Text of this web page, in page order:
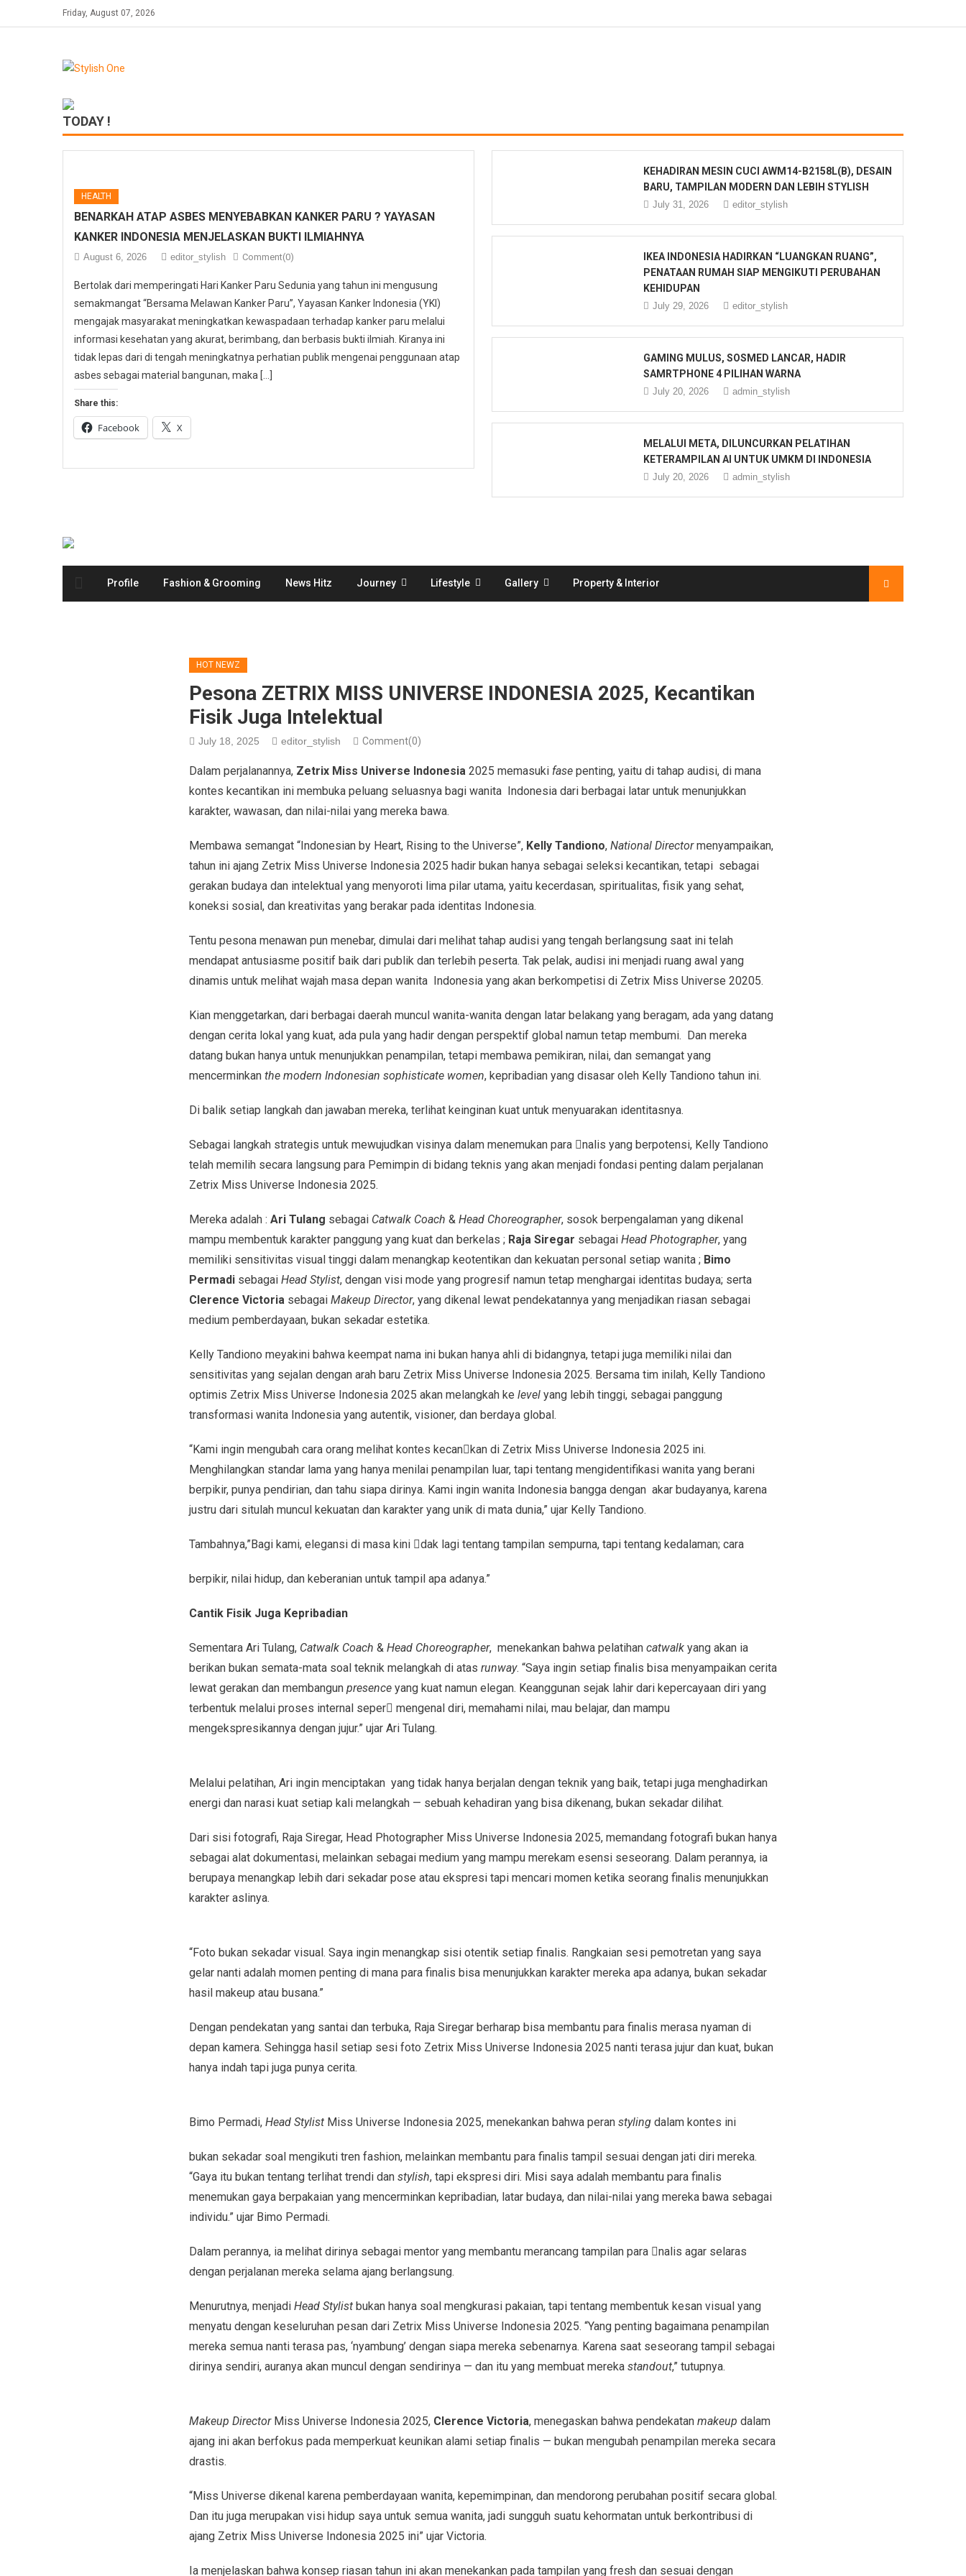
to
Friday, August 07, 2026
TODAY !
HEALTH
BENARKAH ATAP ASBES MENYEBABKAN KANKER PARU ? YAYASAN
KANKER INDONESIA MENJELASKAN BUKTI ILMIAHNYA
August 6, 2026 editor_stylish Comment(0)
Bertolak dari memperingati Hari Kanker Paru Sedunia yang tahun ini mengusung
semakmangat “Bersama Melawan Kanker Paru”, Yayasan Kanker Indonesia (YKI)
mengajak masyarakat meningkatkan kewaspadaan terhadap kanker paru melalui
informasi kesehatan yang akurat, berimbang, dan berbasis bukti ilmiah. Kiranya ini
tidak lepas dari di tengah meningkatnya perhatian publik mengenai penggunaan atap
asbes sebagai material bangunan, maka […]
Share this:
Facebook X
KEHADIRAN MESIN CUCI AWM14-B2158L(B), DESAIN
BARU, TAMPILAN MODERN DAN LEBIH STYLISH
July 31, 2026 editor_stylish
IKEA INDONESIA HADIRKAN “LUANGKAN RUANG”,
PENATAAN RUMAH SIAP MENGIKUTI PERUBAHAN
KEHIDUPAN
July 29, 2026 editor_stylish
GAMING MULUS, SOSMED LANCAR, HADIR
SAMRTPHONE 4 PILIHAN WARNA
July 20, 2026 admin_stylish
MELALUI META, DILUNCURKAN PELATIHAN
KETERAMPILAN AI UNTUK UMKM DI INDONESIA
July 20, 2026 admin_stylish
Profile Fashion & Grooming News Hitz Journey Lifestyle Gallery Property & Interior
HOT NEWZ
Pesona ZETRIX MISS UNIVERSE INDONESIA 2025, Kecantikan
Fisik Juga Intelektual
July 18, 2025 editor_stylish Comment(0)
Dalam perjalanannya, Zetrix Miss Universe Indonesia 2025 memasuki fase penting, yaitu di tahap audisi, di mana
kontes kecantikan ini membuka peluang seluasnya bagi wanita Indonesia dari berbagai latar untuk menunjukkan
karakter, wawasan, dan nilai-nilai yang mereka bawa.
Membawa semangat “Indonesian by Heart, Rising to the Universe”, Kelly Tandiono, National Directormenyampaikan,
tahun ini ajang Zetrix Miss Universe Indonesia 2025 hadir bukan hanya sebagai seleksi kecantikan, tetapi sebagai
gerakan budaya dan intelektual yang menyoroti lima pilar utama, yaitu kecerdasan, spiritualitas, fisik yang sehat,
koneksi sosial, dan kreativitas yang berakar pada identitas Indonesia.
Tentu pesona menawan pun menebar, dimulai dari melihat tahap audisi yang tengah berlangsung saat ini telah
mendapat antusiasme positif baik dari publik dan terlebih peserta. Tak pelak, audisi ini menjadi ruang awal yang
dinamis untuk melihat wajah masa depan wanita Indonesia yang akan berkompetisi di Zetrix Miss Universe 20205.
Kian menggetarkan, dari berbagai daerah muncul wanita-wanita dengan latar belakang yang beragam, ada yang datang
dengan cerita lokal yang kuat, ada pula yang hadir dengan perspektif global namun tetap membumi. Dan mereka
datang bukan hanya untuk menunjukkan penampilan, tetapi membawa pemikiran, nilai, dan semangat yang
mencerminkan the modern Indonesian sophisticate women, kepribadian yang disasar oleh Kelly Tandiono tahun ini.
Di balik setiap langkah dan jawaban mereka, terlihat keinginan kuat untuk menyuarakan identitasnya.
Sebagai langkah strategis untuk mewujudkan visinya dalam menemukan para nalis yang berpotensi, Kelly Tandiono
telah memilih secara langsung para Pemimpin di bidang teknis yang akan menjadi fondasi penting dalam perjalanan
Zetrix Miss Universe Indonesia 2025.
Mereka adalah : Ari Tulang sebagai Catwalk Coach & Head Choreographer, sosok berpengalaman yang dikenal
mampu membentuk karakter panggung yang kuat dan berkelas ; Raja Siregar sebagai Head Photographer, yang
memiliki sensitivitas visual tinggi dalam menangkap keotentikan dan kekuatan personal setiap wanita ; Bimo
Permadisebagai Head Stylist, dengan visi mode yang progresif namun tetap menghargai identitas budaya; serta
Clerence Victoria sebagai Makeup Director, yang dikenal lewat pendekatannya yang menjadikan riasan sebagai
medium pemberdayaan, bukan sekadar estetika.
Kelly Tandiono meyakini bahwa keempat nama ini bukan hanya ahli di bidangnya, tetapi juga memiliki nilai dan
sensitivitas yang sejalan dengan arah baru Zetrix Miss Universe Indonesia 2025. Bersama tim inilah, Kelly Tandiono
optimis Zetrix Miss Universe Indonesia 2025 akan melangkah ke levelyang lebih tinggi, sebagai panggung
transformasi wanita Indonesia yang autentik, visioner, dan berdaya global.
“Kami ingin mengubah cara orang melihat kontes kecankan di Zetrix Miss Universe Indonesia 2025 ini.
Menghilangkan standar lama yang hanya menilai penampilan luar, tapi tentang mengidentifikasi wanita yang berani
berpikir, punya pendirian, dan tahu siapa dirinya. Kami ingin wanita Indonesia bangga dengan akar budayanya, karena
justru dari situlah muncul kekuatan dan karakter yang unik di mata dunia,” ujar Kelly Tandiono.
Tambahnya,”Bagi kami, elegansi di masa kini dak lagi tentang tampilan sempurna, tapi tentang kedalaman; cara
berpikir, nilai hidup, dan keberanian untuk tampil apa adanya.”
Cantik Fisik Juga Kepribadian
Sementara Ari Tulang, Catwalk Coach & Head Choreographer, menekankan bahwa pelatihan catwalkyang akan ia
berikan bukan semata-mata soal teknik melangkah di atas runway. “Saya ingin setiap finalis bisa menyampaikan cerita
lewat gerakan dan membangun presenceyang kuat namun elegan. Keanggunan sejak lahir dari kepercayaan diri yang
terbentuk melalui proses internal seper mengenal diri, memahami nilai, mau belajar, dan mampu
mengekspresikannya dengan jujur.” ujar Ari Tulang.
Melalui pelatihan, Ari ingin menciptakan yang tidak hanya berjalan dengan teknik yang baik, tetapi juga menghadirkan
energi dan narasi kuat setiap kali melangkah — sebuah kehadiran yang bisa dikenang, bukan sekadar dilihat.
Dari sisi fotografi, Raja Siregar, Head Photographer Miss Universe Indonesia 2025, memandang fotografi bukan hanya
sebagai alat dokumentasi, melainkan sebagai medium yang mampu merekam esensi seseorang. Dalam perannya, ia
berupaya menangkap lebih dari sekadar pose atau ekspresi tapi mencari momen ketika seorang finalis menunjukkan
karakter aslinya.
“Foto bukan sekadar visual. Saya ingin menangkap sisi otentik setiap finalis. Rangkaian sesi pemotretan yang saya
gelar nanti adalah momen penting di mana para finalis bisa menunjukkan karakter mereka apa adanya, bukan sekadar
hasil makeup atau busana.”
Dengan pendekatan yang santai dan terbuka, Raja Siregar berharap bisa membantu para finalis merasa nyaman di
depan kamera. Sehingga hasil setiap sesi foto Zetrix Miss Universe Indonesia 2025 nanti terasa jujur dan kuat, bukan
hanya indah tapi juga punya cerita.
Bimo Permadi, Head StylistMiss Universe Indonesia 2025, menekankan bahwa peran styling dalam kontes ini
bukan sekadar soal mengikuti tren fashion, melainkan membantu para finalis tampil sesuai dengan jati diri mereka.
“Gaya itu bukan tentang terlihat trendi danstylish, tapi ekspresi diri. Misi saya adalah membantu para finalis
menemukan gaya berpakaian yang mencerminkan kepribadian, latar budaya, dan nilai-nilai yang mereka bawa sebagai
individu.” ujar Bimo Permadi.
Dalam perannya, ia melihat dirinya sebagai mentor yang membantu merancang tampilan para nalis agar selaras
dengan perjalanan mereka selama ajang berlangsung.
Menurutnya, menjadi Head Stylistbukan hanya soal mengkurasi pakaian, tapi tentang membentuk kesan visual yang
menyatu dengan keseluruhan pesan dari Zetrix Miss Universe Indonesia 2025. “Yang penting bagaimana penampilan
mereka semua nanti terasa pas, ‘nyambung’ dengan siapa mereka sebenarnya. Karena saat seseorang tampil sebagai
dirinya sendiri, auranya akan muncul dengan sendirinya — dan itu yang membuat mereka standout,” tutupnya.
Makeup DirectorMiss Universe Indonesia 2025, Clerence Victoria, menegaskan bahwa pendekatan makeup dalam
ajang ini akan berfokus pada memperkuat keunikan alami setiap finalis — bukan mengubah penampilan mereka secara
drastis.
“Miss Universe dikenal karena pemberdayaan wanita, kepemimpinan, dan mendorong perubahan positif secara global.
Dan itu juga merupakan visi hidup saya untuk semua wanita, jadi sungguh suatu kehormatan untuk berkontribusi di
ajang Zetrix Miss Universe Indonesia 2025 ini” ujar Victoria.
Ia menjelaskan bahwa konsep riasan tahun ini akan menekankan pada tampilan yang fresh dan sesuai dengan